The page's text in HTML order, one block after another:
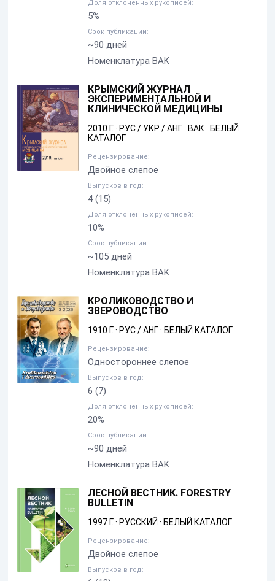
Доля отклоненных рукописей:
5%
Срок публикации:
~90 дней
Номенклатура BAK
КРЫМСКИЙ ЖУРНАЛ
ЭКСПЕРИМЕНТАЛЬНОЙ И
КЛИНИЧЕСКОЙ МЕДИЦИНЫ
2010 Г.· РУС / УКР / АНГ· ВАК· БЕЛЫЙ
КАТАЛОГ
Рецензирование:
Двойное слепое
Выпусков в год:
4(15)
Доля отклоненных рукописей:
10%
Срок публикации:
~105 дней
Номенклатура BAK
КРОЛИКОВОДСТВО И
ЗВЕРОВОДСТВО
1910 Г.· РУС / АНГ· БЕЛЫЙ КАТАЛОГ
Рецензирование:
Одностороннее слепое
Выпусков в год:
6 (7)
Доля отклоненных рукописей:
20%
Срок публикации:
~90 дней
Номенклатура BAK
ЛЕСНОЙ ВЕСТНИК. FORESTRY
BULLETIN
1997 Г.· РУССКИЙ · БЕЛЫЙ КАТАЛОГ
Рецензирование:
Двойное слепое
Выпусков в год: